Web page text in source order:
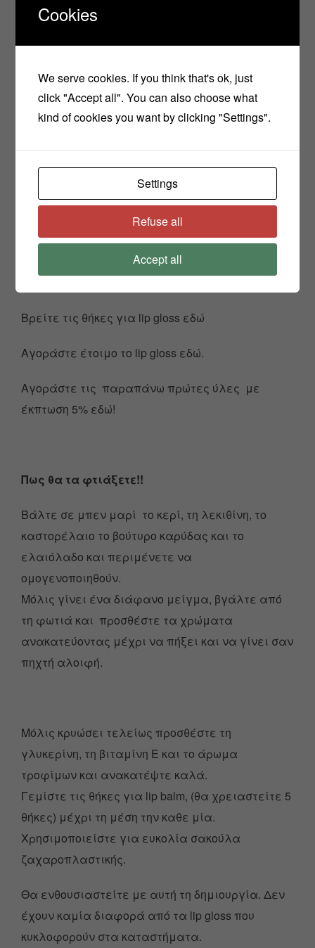
σταθεροποιεί τα κραγιόν!
1gr λευκό κερί μέλισσας
1gr υγρή λεκιθίνη
5gr ελαιόλαδο
1gr φυτική γλυκερίνη
1/3 κουτ. γλυκού χρώμα ροζ-φούξια mica
1/4 κουτ. γλυκού χρώμα χρυσό mica
Βρείτε τις θήκες για lip gloss εδώ
Αγοράστε έτοιμο το lip gloss εδώ.
Αγοράστε τις παραπάνω πρώτες ύλες με
έκπτωση 5% εδώ!
Πως θα τα φτιάξετε!!
Βάλτε σε μπεν μαρί το κερί, τη λεκιθίνη, το
καστορέλαιο το βούτυρο καρύδας και το
ελαιόλαδο και περιμένετε να
ομογενοποιηθούν.
Μόλις γίνει ένα διάφανο μείγμα, βγάλτε από
τη φωτιά και προσθέστε τα χρώματα
ανακατεύοντας μέχρι να πήξει και να γίνει σαν
πηχτή αλοιφή.
Μόλις κρυώσει τελείως προσθέστε τη
γλυκερίνη, τη βιταμίνη Ε και το άρωμα
τροφίμων και ανακατέψτε καλά.
Γεμίστε τις θήκες για lip balm, (θα χρειαστείτε 5
θήκες) μέχρι τη μέση την καθε μία.
Χρησιμοποιείστε για ευκολία σακούλα
ζαχαροπλαστικής.
Θα ενθουσιαστείτε με αυτή τη δημιουργία. Δεν
έχουν καμία διαφορά από τα lip gloss που
κυκλοφορούν στα καταστήματα.
Cookies
We serve cookies. If you think that's ok, just
click "Accept all". You can also choose what
kind of cookies you want by clicking "Settings".
Settings
Refuse all
Accept all